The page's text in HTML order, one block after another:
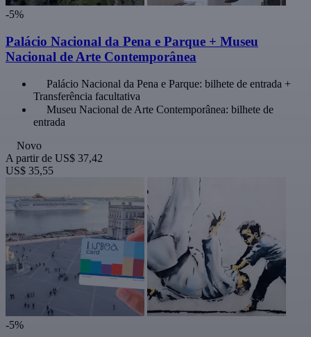
-5%
Palácio Nacional da Pena e Parque + Museu
Nacional de Arte Contemporânea
Palácio Nacional da Pena e Parque: bilhete de entrada +
Transferência facultativa
Museu Nacional de Arte Contemporânea: bilhete de
entrada
Novo
A partir de US$ 37,42
US$ 35,55
-5%